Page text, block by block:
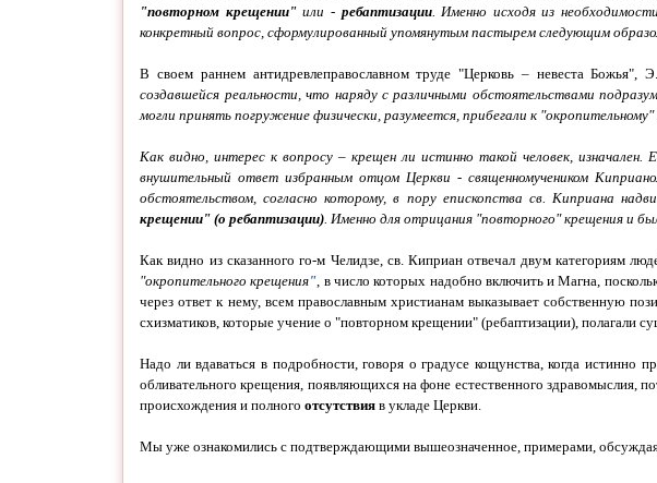
"повторном крещении"или - ребаптизации. Именно исходя из
конкретный вопрос, сформулированный упомянутым пастырем следующим
В своем раннем антидревлеправославном труде "Церковь – невеста Божья",
создавшейся реальности, что наряду с различными обстоятельствами
могли принять погружение физически, разумеется, прибегали к
Как видно, интерес к вопросу – крещен ли истинно такой человек, изначален.
внушительный ответ избранным отцом Церкви - священномучеником
обстоятельством, согласно которому, в пору епископства св. Киприана
крещении" (о ребаптизации). Именно для отрицания "повторного" крещения и
Как видно из сказанного го-м Челидзе, св. Киприан отвечал двум категориям
"окропительного крещения", в число которых надобно включить и Магна,
через ответ к нему, всем православным христианам выказывает собственную
схизматиков, которые учение о "повторном крещении" (ребаптизации), полагали
Надо ли вдаваться в подробности, говоря о градусе кощунства, когда истинно
обливательного крещения, появляющихся на фоне естественного здравомыслия,
происхождения и полногоотсутствияв укладе Церкви.
Мы уже ознакомились с подтверждающими вышеозначенное, примерами,